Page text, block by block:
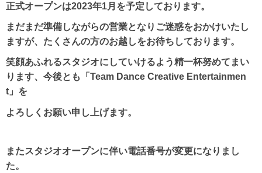
正式オープンは2023年1月を予定しております。
まだまだ準備しながらの営業となりご迷惑をおかけいたし
ますが、たくさんの方のお越しをお待ちしております。
笑顔あふれるスタジオにしていけるよう精一杯努めてまい
ります、今後とも「Team Dance Creative Entertainmen
t」を
よろしくお願い申し上げます。
またスタジオオープンに伴い電話番号が変更になりまし
た。